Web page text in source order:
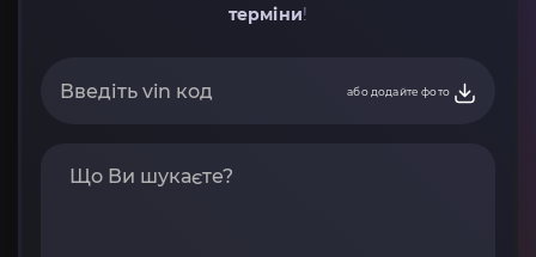
терміни!
або додайте фото